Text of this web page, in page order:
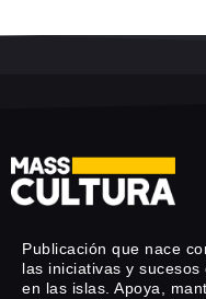
Publicación que nace
las iniciativas y
en las islas. Apoya,